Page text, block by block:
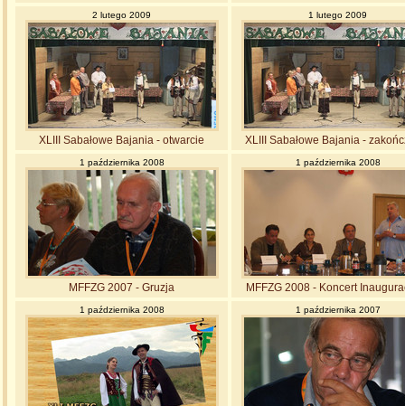
2 lutego 2009
XLIII Sabałowe Bajania - otwarcie
1 lutego 2009
XLIII Sabałowe Bajania -
1 października 2008
MFFZG 2007 - Gruzja
1 października 2008
MFFZG 2008 - Koncert
1 października 2008 1 października 2007